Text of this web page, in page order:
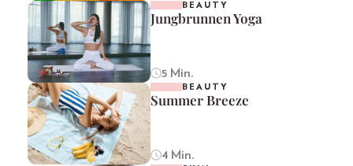
BEAUTY
Jungbrunnen Yoga
5 Min.
BEAUTY
Summer Breeze
4 Min.